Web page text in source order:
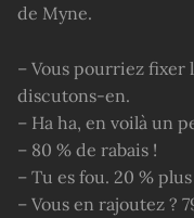
de Myne.
– Vous pourriez fixer
discutons-en.
– Ha ha, en voilà un
– 80 % de rabais !
– Tu es fou. 20 %
– Vous en rajoutez ?